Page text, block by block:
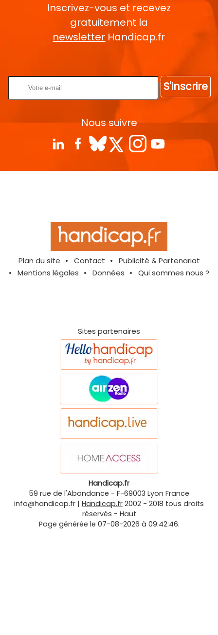
Inscrivez-vous et recevez
gratuitement la
newsletter Handicap.fr
S'inscrire
Nous suivre
Plan du site Contact
Publicité & Partenariat
Mentions légales
Données Qui sommes nous ?
Sites partenaires
Handicap.fr
59 rue de l'Abondance - F-69003 Lyon France
info@handicap.fr | Handicap.fr 2002 - 2018 tous droits
réservés - Haut
Page générée le 07-08-2026 à 09:42:46.